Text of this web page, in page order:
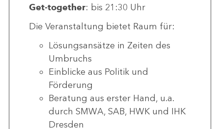
Get-together: bis 21:30 Uhr
Die Veranstaltung bietet Raum für:
Lösungsansätze in Zeiten des
Umbruchs
Einblicke aus Politik und
Förderung
Beratung aus erster Hand, u.a.
durch SMWA, SAB, HWK und IHK
Dresden